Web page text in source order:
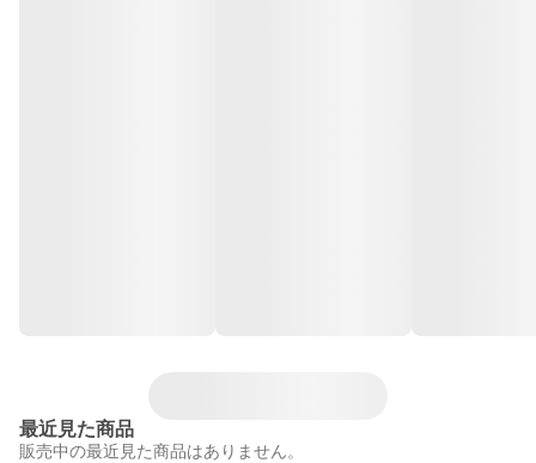
最近見た商品
販売中の最近見た商品はありません。